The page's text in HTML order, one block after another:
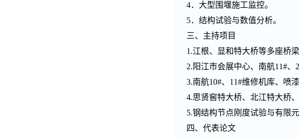
4．大型围堰施工监控。
5．结构试验与数值分析。
三、主持项目
1.江根、显和特大桥等多座桥梁
2.阳江市会展中心、南航11#、
3.南航10#、11#维修机库、喷
4.思贤窖特大桥、北江特大桥
5.钢结构节点刚度试验与有限元
四、代表论文